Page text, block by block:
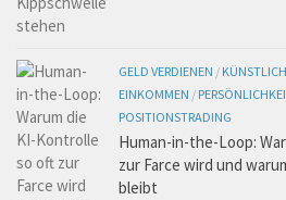
GELD VERDIENEN /
EINKOMMEN /
POSITIONSTRADING
Human-in-the-Loop:
zur Farce wird und
bleibt